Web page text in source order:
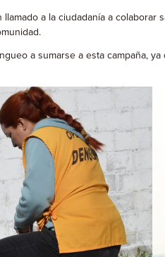
a la ciudadanía a
a sumarse a esta